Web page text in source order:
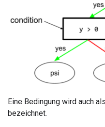
Eine Bedingung wird auch
bezeichnet.